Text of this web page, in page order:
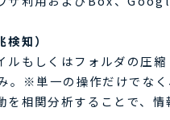
知）
ルもしくはフォルダの圧
。※単一の操作だけでな
相関分析することで、